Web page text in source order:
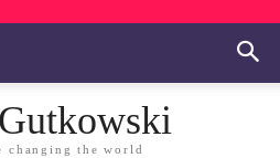
changing the world